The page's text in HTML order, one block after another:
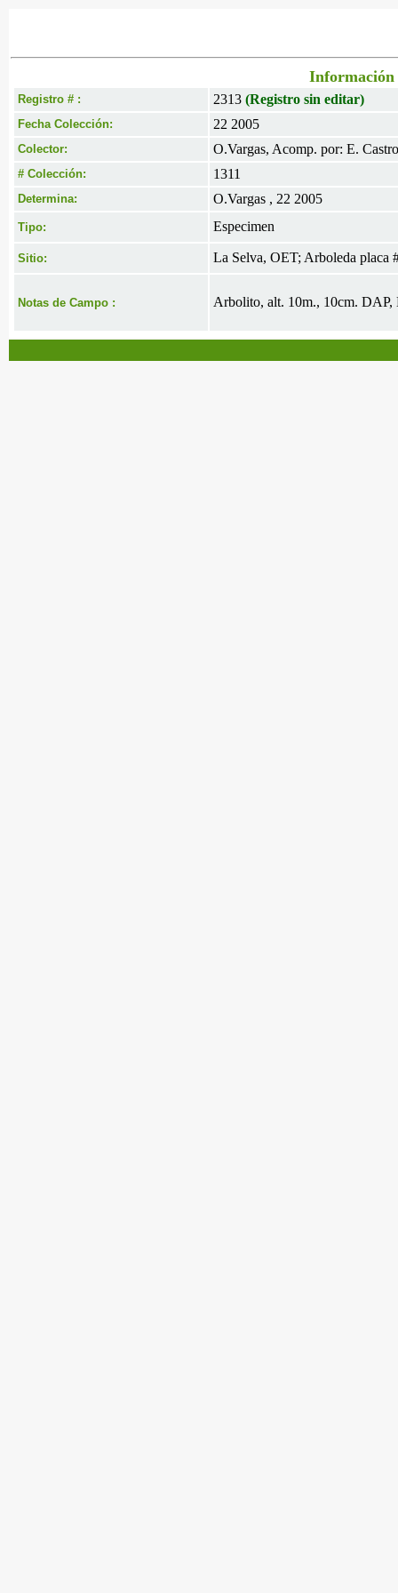
Información
Registro # : 2313 (Registro sin editar)
Fecha Colección: 22 2005
Colector: O.Vargas, Acomp. por: E. Castro
# Colección: 1311
Determina: O.Vargas , 22 2005
Tipo: Especimen
Sitio: La Selva, OET; Arboleda placa
Notas de Campo : Arbolito, alt. 10m., 10cm. DAP,